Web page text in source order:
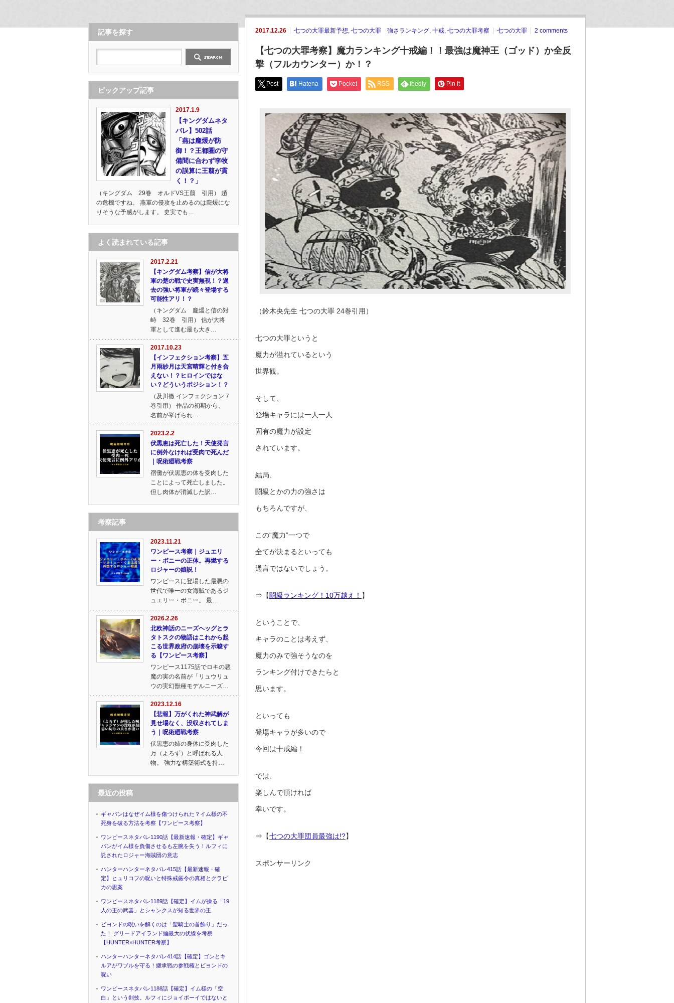
2017.12.26 七つの大罪最新予想, 七つの大罪 強さランキング, 十戒, 七つの大罪考察 七つの大罪 2 comments
【七つの大罪考察】魔力ランキング十戒編！！最強は魔神王（ゴッド）か全反
撃（フルカウンター）か！？
Post Hatena Pocket RSS feedly Pin it
（鈴木央先生 七つの大罪 24巻引用）
七つの大罪というと
魔力が溢れているという
世界観。
そして、
登場キャラには一人一人
固有の魔力が設定
されています。
結局、
闘級とかの力の強さは
もちろんですが、
この“魔力”一つで
全てが決まるといっても
過言ではないでしょう。
⇒【闘級ランキング！10万越え！ 】
ということで、
キャラのことは考えず、
魔力のみで強そうなのを
ランキング付けできたらと
思います。
といっても
登場キャラが多いので
今回は十戒編！
では、
楽しんで頂ければ
幸いです。
⇒【七つの大罪団員最強は!?】
スポンサーリンク
記事を探す
ピックアップ記事
2017.1.9
【キングダムネタ
バレ】502話
「燕は龐煖が防
御！？王都圏の守
備間に合わず李牧
の誤算に王翦が貫
く！？」
（キングダム 29巻 オルドVS王翦 引用） 趙
の危機ですね。 燕軍の侵攻を止めるのは龐煖にな
りそうな予感がします。 史実でも…
よく読まれている記事
2017.2.21
【キングダム考察】信が大将
軍の楚の戦で史実無視！？過
去の強い将軍が続々登場する
可能性アリ！？
（キングダム 龐煖と信の対
峙 32巻 引用） 信が大将
軍として進む最も大き…
2017.10.23
【インフェクション考察】五
月雨紗月は天宮晴輝と付き合
えない！？ヒロインではな
い？どういうポジション！？
（及川徹 インフェクション 7
巻引用） 作品の初期から、
名前が挙げられ…
2023.2.2
伏黒恵は死亡した！天使発言
に例外なければ受肉で死んだ
｜呪術廻戦考察
宿儺が伏黒恵の体を受肉した
ことによって死亡しました。
但し肉体が消滅した訳…
考察記事
2023.11.21
ワンピース考察｜ジュエリ
ー・ボニーの正体。再燃する
ロジャーの娘説！
ワンピースに登場した最悪の
世代で唯一の女海賊であるジ
ュエリー・ボニー。 最…
2026.2.26
北欧神話のニーズヘッグとラ
タトスクの物語はこれから起
こる世界政府の崩壊を示唆す
る【ワンピース考察】
ワンピース1175話でロキの悪
魔の実の名前が「リュウリュ
ウの実幻獣種モデルニーズ…
2023.12.16
【悲報】万がくれた神武解が
見せ場なく、没収されてしま
う｜呪術廻戦考察
伏黒恵の姉の身体に受肉した
万（よろず）と呼ばれる人
物。 強力な構築術式を持…
最近の投稿
ギャバンはなぜイム様を傷つけられた？イム様の不
死身を破る方法を考察【ワンピース考察】
ワンピースネタバレ1190話【最新速報・確定】ギャ
バンがイム様を負傷させるも左腕を失う！ルフィに
託されたロジャー海賊団の意志
ハンターハンターネタバレ415話【最新速報・確
定】ヒュリコフの呪いと特殊戒厳令の真相とクラピ
カの思案
ワンピースネタバレ1189話【確定】イムが操る「19
人の王の武器」とシャンクスが知る世界の王
ビヨンドの呪いを解くのは「聖騎士の首飾り」だっ
た！ グリードアイランド編最大の伏線を考察
【HUNTER×HUNTER考察】
ハンターハンターネタバレ414話【確定】ゴンとキ
ルアがワブルを守る！継承戦の参戦権とビヨンドの
呪い
ワンピースネタバレ1188話【確定】イム様の「空
白」という剣技。ルフィにジョイボーイではないと